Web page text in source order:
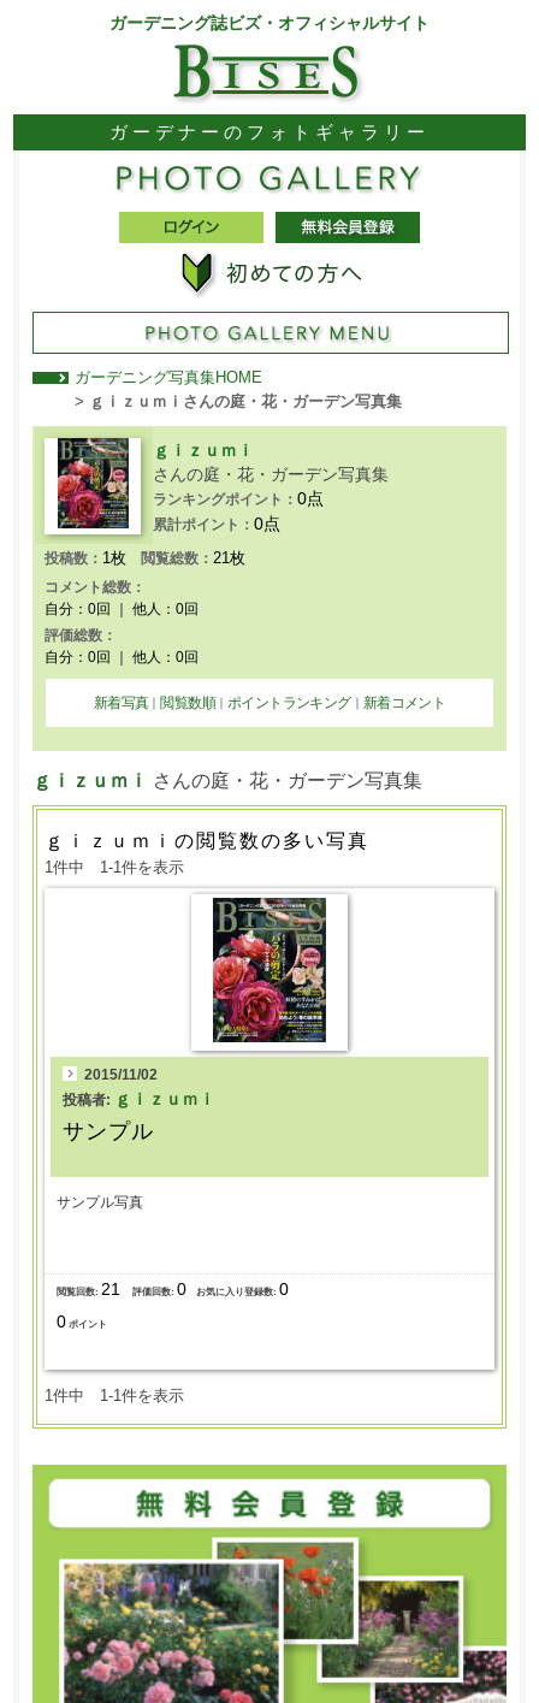
ガーデニング誌ビズ・オフィシャルサイト
ガーデナーのフォトギャラリー
ガーデニング写真集HOME
> ｇｉｚｕｍｉさんの庭・花・ガーデン写真集
ｇｉｚｕｍｉ
さんの庭・花・ガーデン写真集
投稿数： 1枚閲覧総数： 21枚
コメント総数：
自分：0回 ｜ 他人：0回
評価総数：
自分：0回 ｜ 他人：0回
ランキングポイント： 0点
累計ポイント： 0点
新着写真 ｜ 閲覧数順｜ ポイントランキング｜ 新着コメント
ｇｉｚｕｍｉ さんの庭・花・ガーデン写真集
ｇｉｚｕｍｉの閲覧数の多い写真
1件中 1-1件を表示
2015/11/02
投稿者: ｇｉｚｕｍｉ
サンプル
閲覧回数: 21 評価回数: 0お気に入り登録数: 0
0ポイント
サンプル写真
1件中 1-1件を表示